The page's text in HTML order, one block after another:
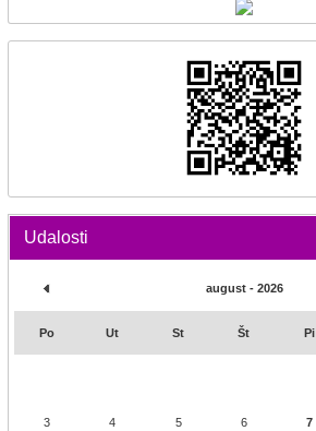
Udalosti
august - 2026
Po Ut St Št Pi
3 4 5 6 7